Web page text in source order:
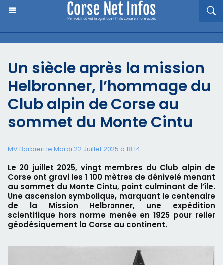
Un siècle après la mission
Helbronner, l’hommage du
Club alpin de Corse au
sommet du Monte Cintu
MV Barbieri le Mardi 22 Juillet 2025 à 18:14
Le 20 juillet 2025, vingt membres du Club alpin de
Corse ont gravi les 1 100 mètres de dénivelé menant
au sommet du Monte Cintu, point culminant de l’île.
Une ascension symbolique, marquant le centenaire
de la Mission Helbronner, une expédition
scientifique hors norme menée en 1925 pour relier
géodésiquement la Corse au continent.